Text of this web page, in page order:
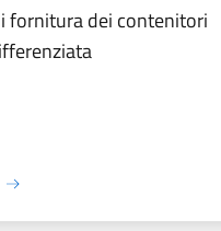
fornitura dei contenitori